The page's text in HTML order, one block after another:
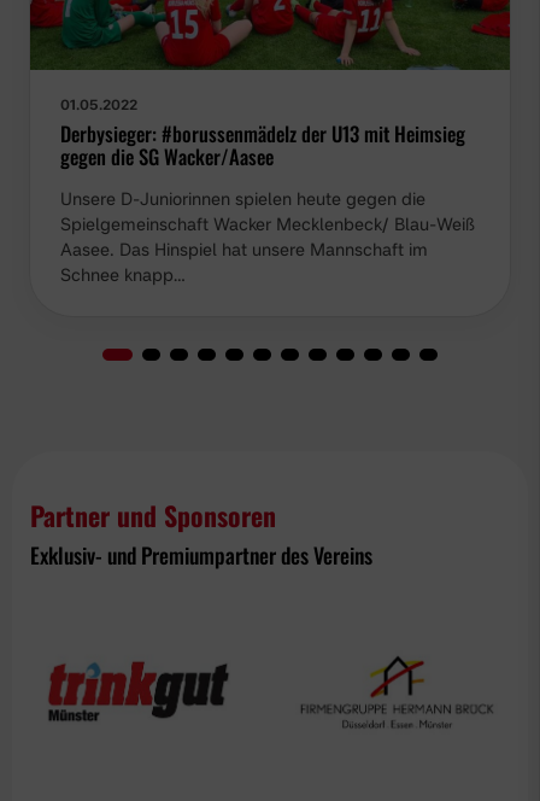
01.05.2022
Derbysieger: #borussenmädelz der U13 mit Heimsieg
gegen die SG Wacker/Aasee
Unsere D-Juniorinnen spielen heute gegen die
Spielgemeinschaft Wacker Mecklenbeck/ Blau-Weiß
Aasee. Das Hinspiel hat unsere Mannschaft im
Schnee knapp…
Partner und Sponsoren
Exklusiv- und Premiumpartner des Vereins